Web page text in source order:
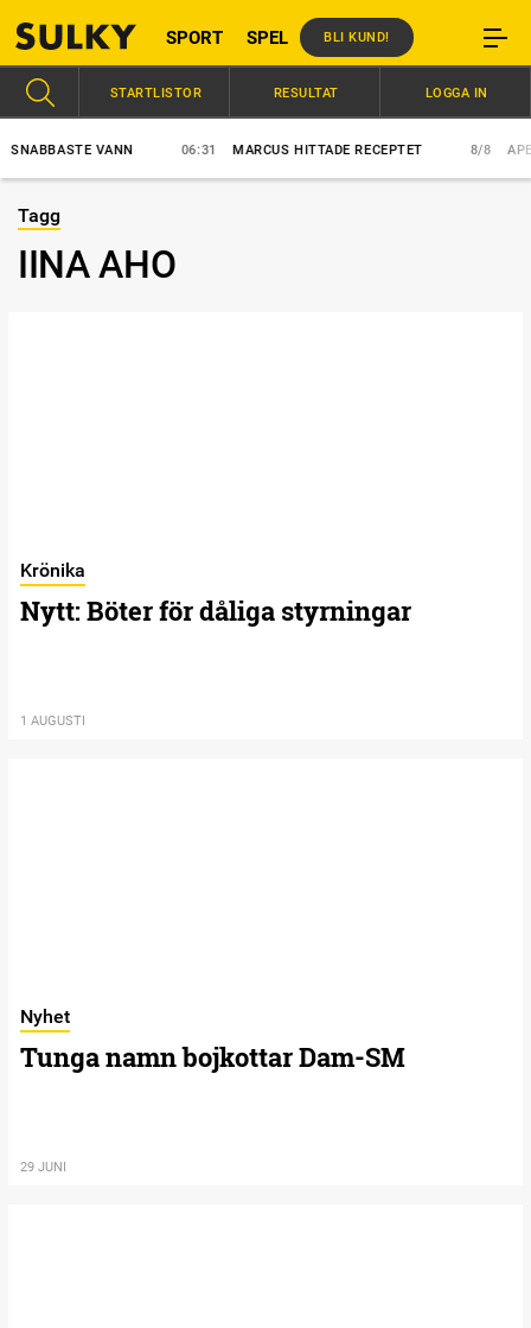
SPORT SPEL BLI KUND!
VANN 06:31 MARCUS HITTADE RECEPTET APEX
STARTLISTOR RESULTAT LOGGA IN
Tagg
IINA AHO
Krönika
Nytt: Böter för dåliga styrningar
1 AUGUSTI
Nyhet
Tunga namn bojkottar Dam-SM
29 JUNI